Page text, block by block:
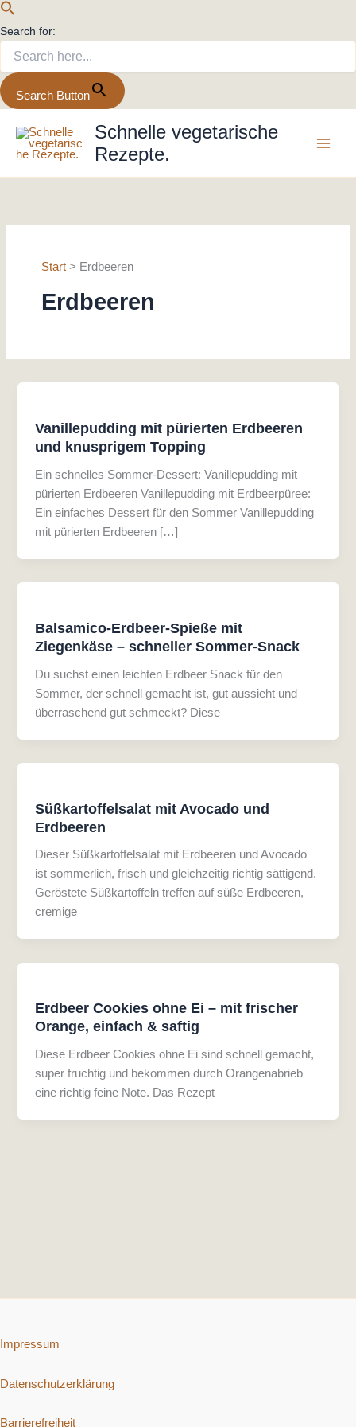
Search for:
Search Button
Inhalt
springen
Schnelle vegetarische
Rezepte.
Start Erdbeeren
Erdbeeren
Vanillepudding mit pürierten Erdbeeren
und knusprigem Topping
Ein schnelles Sommer-Dessert: Vanillepudding mit
pürierten Erdbeeren Vanillepudding mit Erdbeerpüree:
Ein einfaches Dessert für den Sommer Vanillepudding
mit pürierten Erdbeeren […]
Balsamico-Erdbeer-Spieße mit
Ziegenkäse – schneller Sommer-Snack
Du suchst einen leichten Erdbeer Snack für den
Sommer, der schnell gemacht ist, gut aussieht und
überraschend gut schmeckt? Diese
Süßkartoffelsalat mit Avocado und
Erdbeeren
Dieser Süßkartoffelsalat mit Erdbeeren und Avocado
ist sommerlich, frisch und gleichzeitig richtig sättigend.
Geröstete Süßkartoffeln treffen auf süße Erdbeeren,
cremige
Erdbeer Cookies ohne Ei – mit frischer
Orange, einfach & saftig
Diese Erdbeer Cookies ohne Ei sind schnell gemacht,
super fruchtig und bekommen durch Orangenabrieb
eine richtig feine Note. Das Rezept
Impressum
Datenschutzerklärung
Barrierefreiheit